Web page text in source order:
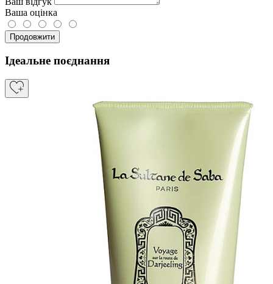
Ваша оцінка
Продовжити
Ідеальне поєднання